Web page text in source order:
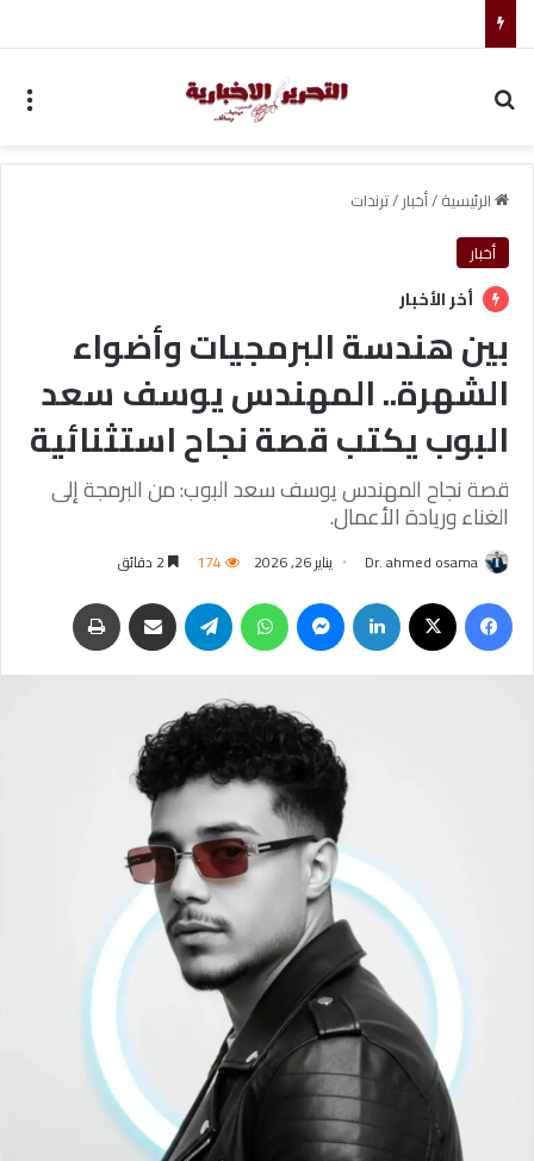
الرئيسية/أخبار/ترندات
أخبار
أخر الأخبار
بين هندسة البرمجيات وأضواء
الشهرة.. المهندس يوسف سعد
البوب يكتب قصة نجاح استثنائية
قصة نجاح المهندس يوسف سعد البوب: من البرمجة إلى
الغناء وريادة الأعمال.
Dr. ahmed osama يناير 26, 2026 174